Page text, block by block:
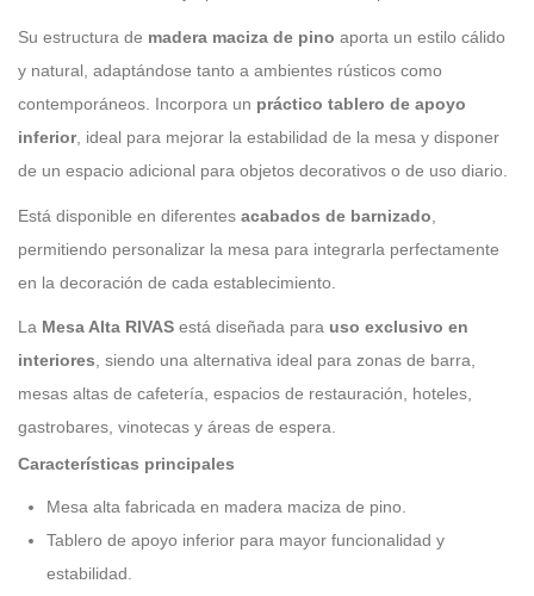
Su estructura de madera maciza de pino aporta un estilo cálido
y natural, adaptándose tanto a ambientes rústicos como
contemporáneos. Incorpora un práctico tablero de apoyo
inferior, ideal para mejorar la estabilidad de la mesa y disponer
de un espacio adicional para objetos decorativos o de uso diario.
Está disponible en diferentes acabados de barnizado
permitiendo personalizar la mesa para integrarla perfectamente
en la decoración de cada establecimiento.
La Mesa Alta RIVAS está diseñada para uso exclusivo en
interiores, siendo una alternativa ideal para zonas de barra,
mesas altas de cafetería, espacios de restauración, hoteles,
gastrobares, vinotecas y áreas de espera.
Características principales
Mesa alta fabricada en madera maciza de pino.
Tablero de apoyo inferior para mayor funcionalidad y
estabilidad.